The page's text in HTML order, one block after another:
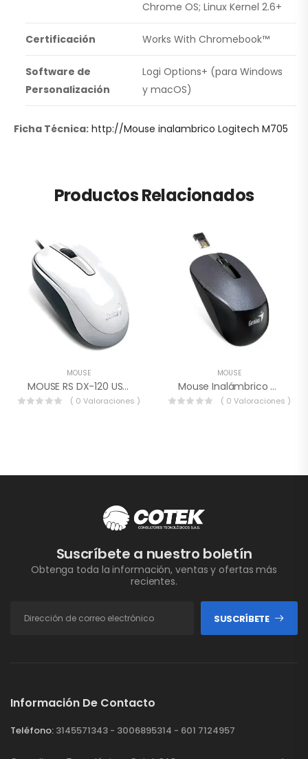
Chrome OS; Linux Kernel 2.6+
Certificación Works With Chromebook™
Software de
Personalización
Logi Options+ (para Windows
y macOS)
Ficha Técnica: http://Mouse inalambrico Logitech M705
Productos Relacionados
MOUSE
MOUSE RS DX-120 USB BLANCO.
( 0 Valoraciones )
MOUSE
Mouse Inalámbrico Genius NX-7015, BlueEye, USB. Gris Acero..
( 0 Valoraciones )
Suscríbete a nuestro boletín
Obtenga toda la información, ventas y ofertas más
recientes.
SUSCRÍBETE
Información De Contacto
Teléfono: 3145571343 - 3006895314 - 601 7124957